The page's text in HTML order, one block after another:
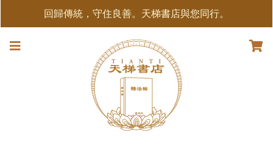
回歸傳統，守住良善。天梯書店與您同行。